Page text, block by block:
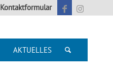
Kontaktformular
AKTUELLES